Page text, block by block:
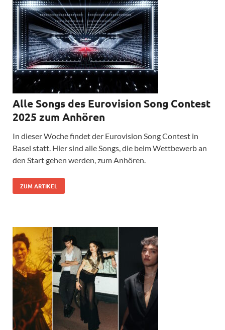
Alle Songs des Eurovision Song Contest
2025 zum Anhören
In dieser Woche findet der Eurovision Song Contest in
Basel statt. Hier sind alle Songs, die beim Wettbewerb an
den Start gehen werden, zum Anhören.
ZUM ARTIKEL